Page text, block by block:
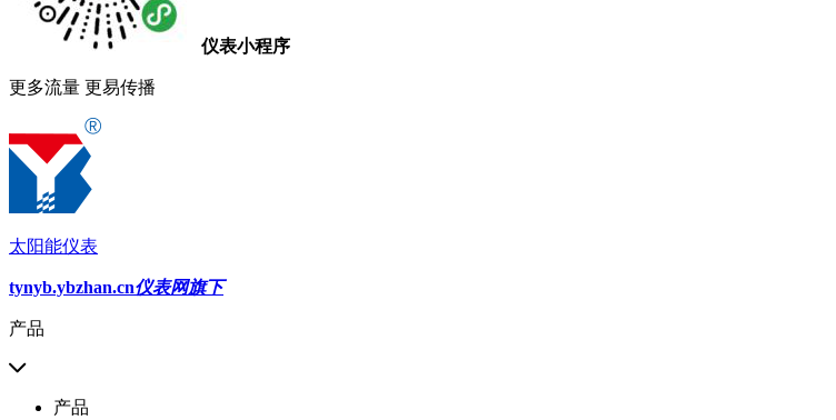
仪表小程序
更多流量 更易传播
太阳能仪表
tynyb.ybzhan.cn仪表网旗下
产品
产品